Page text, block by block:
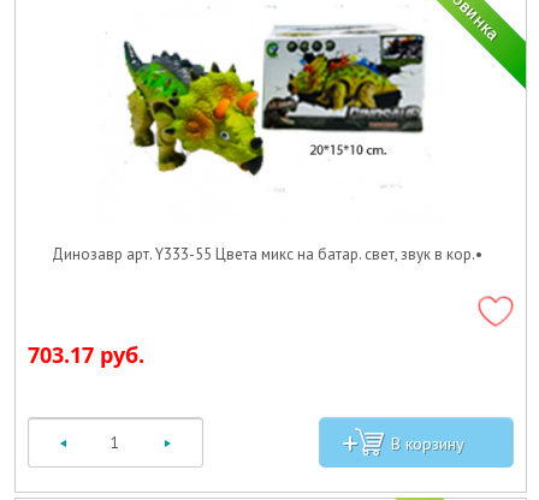
Динозавр арт. Y333-55 Цвета микс на батар. свет, звук в кор.•
703.17 руб.